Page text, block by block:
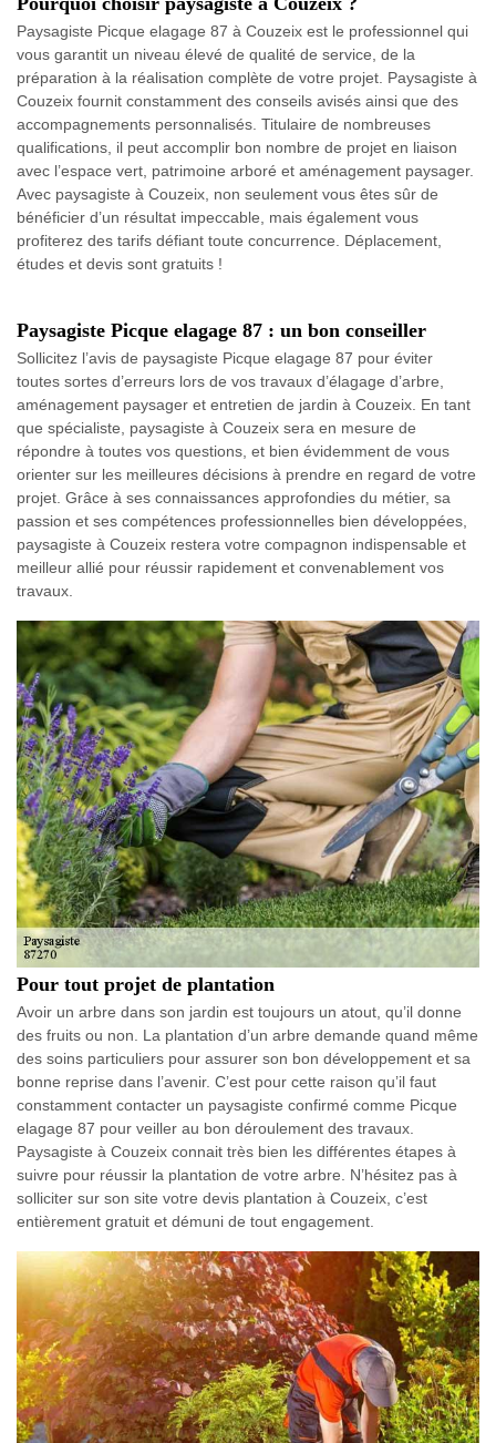
Paysagiste Picque elagage 87 à Couzeix est le professionnel qui
vous garantit un niveau élevé de qualité de service, de la
préparation à la réalisation complète de votre projet. Paysagiste à
Couzeix fournit constamment des conseils avisés ainsi que des
accompagnements personnalisés. Titulaire de nombreuses
qualifications, il peut accomplir bon nombre de projet en liaison
avec l’espace vert, patrimoine arboré et aménagement paysager.
Avec paysagiste à Couzeix, non seulement vous êtes sûr de
bénéficier d’un résultat impeccable, mais également vous
profiterez des tarifs défiant toute concurrence. Déplacement,
études et devis sont gratuits !
Paysagiste Picque elagage 87 : un bon conseiller
Sollicitez l’avis de paysagiste Picque elagage 87 pour éviter
toutes sortes d’erreurs lors de vos travaux d’élagage d’arbre,
aménagement paysager et entretien de jardin à Couzeix. En tant
que spécialiste, paysagiste à Couzeix sera en mesure de
répondre à toutes vos questions, et bien évidemment de vous
orienter sur les meilleures décisions à prendre en regard de votre
projet. Grâce à ses connaissances approfondies du métier, sa
passion et ses compétences professionnelles bien développées,
paysagiste à Couzeix restera votre compagnon indispensable et
meilleur allié pour réussir rapidement et convenablement vos
travaux.
Pour tout projet de plantation
Avoir un arbre dans son jardin est toujours un atout, qu’il donne
des fruits ou non. La plantation d’un arbre demande quand même
des soins particuliers pour assurer son bon développement et sa
bonne reprise dans l’avenir. C’est pour cette raison qu’il faut
constamment contacter un paysagiste confirmé comme Picque
elagage 87 pour veiller au bon déroulement des travaux.
Paysagiste à Couzeix connait très bien les différentes étapes à
suivre pour réussir la plantation de votre arbre. N’hésitez pas à
solliciter sur son site votre devis plantation à Couzeix, c’est
entièrement gratuit et démuni de tout engagement.